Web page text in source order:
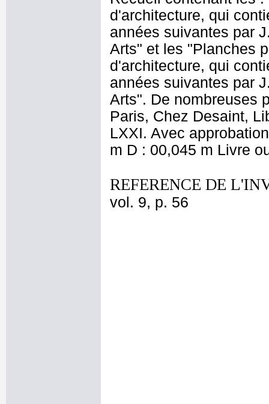
d'architecture, qui
années suivantes par
Arts" et les "Planches
d'architecture, qui
années suivantes par
Arts". De nombreuses
Paris, Chez Desaint,
LXXI. Avec
m D : 00,045 m Livre
REFERENCE DE
vol. 9, p. 56